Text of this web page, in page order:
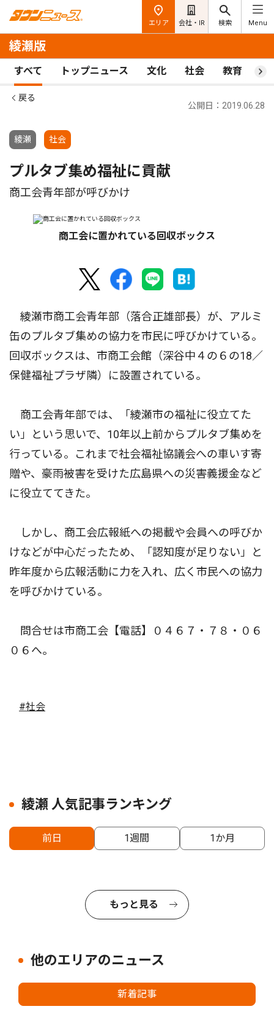
エリア 会社・IR 検索 Menu
綾瀬版
すべて トップニュース 文化 社会 教育 ス
戻る
綾瀬 社会
公開日：2019.06.28
プルタブ集め福祉に貢献
商工会青年部が呼びかけ
商工会に置かれている回収ボックス
綾瀬市商工会青年部（落合正雄部長）が、アルミ
缶のプルタブ集めの協力を市民に呼びかけている。
回収ボックスは、市商工会館（深谷中４の６の18／
保健福祉プラザ隣）に設置されている。
商工会青年部では、「綾瀬市の福祉に役立てた
い」という思いで、10年以上前からプルタブ集めを
行っている。これまで社会福祉協議会への車いす寄
贈や、豪雨被害を受けた広島県への災害義援金など
に役立ててきた。
しかし、商工会広報紙への掲載や会員への呼びか
けなどが中心だったため、「認知度が足りない」と
昨年度から広報活動に力を入れ、広く市民への協力
を呼びかけている。
問合せは市商工会【電話】０４６７・７８・０６
０６へ。
#社会
綾瀬 人気記事ランキング
前日 1週間 1か月
もっと見る
他のエリアのニュース
新着記事